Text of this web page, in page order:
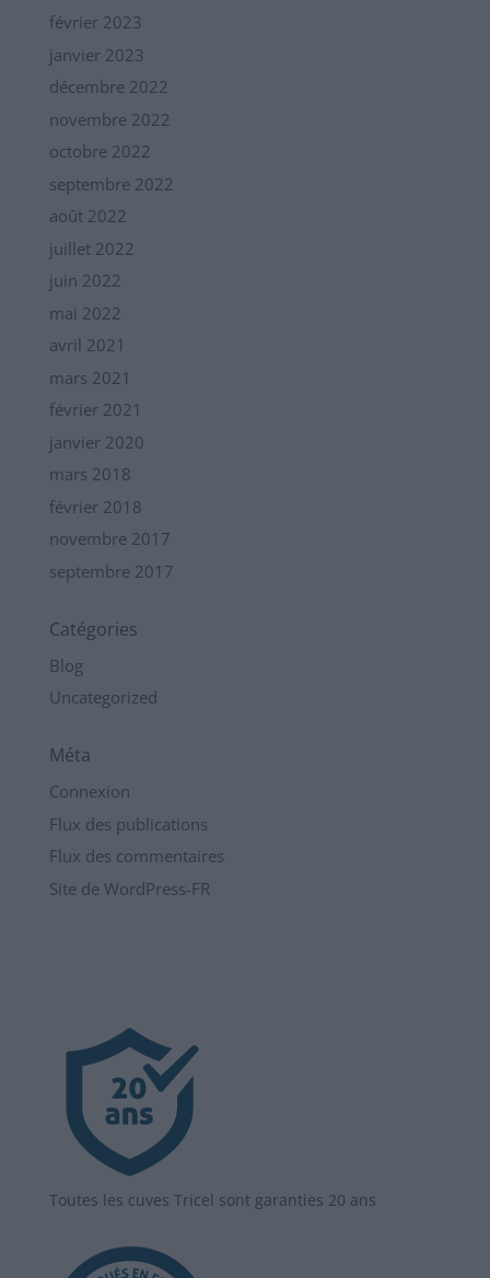
février 2023
janvier 2023
décembre 2022
novembre 2022
octobre 2022
septembre 2022
août 2022
juillet 2022
juin 2022
mai 2022
avril 2021
mars 2021
février 2021
janvier 2020
mars 2018
février 2018
novembre 2017
septembre 2017
Catégories
Blog
Uncategorized
Méta
Connexion
Flux des publications
Flux des commentaires
Site de WordPress-FR
Toutes les cuves Tricel sont garanties 20 ans